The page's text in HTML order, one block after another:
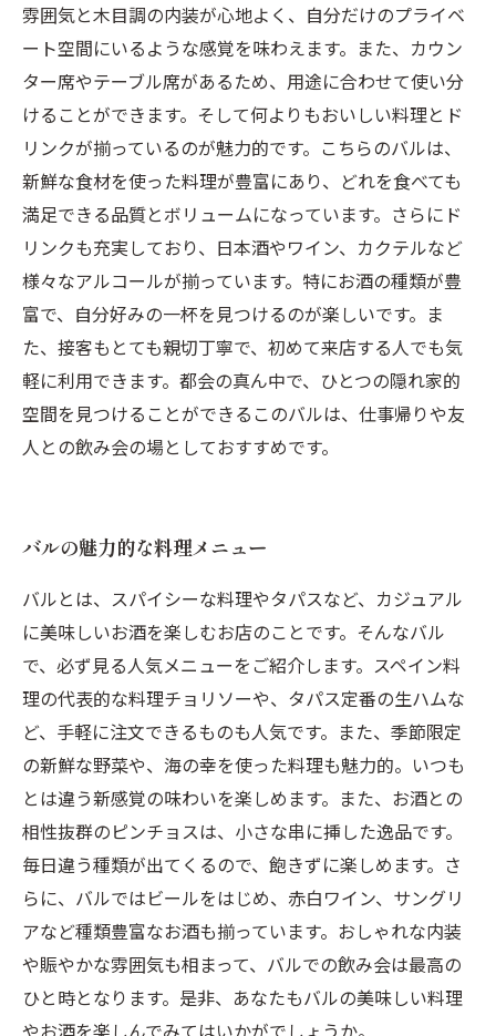
雰囲気と木目調の内装が心地よく、自分だけのプライベ
ート空間にいるような感覚を味わえます。また、カウン
ター席やテーブル席があるため、用途に合わせて使い分
けることができます。そして何よりもおいしい料理とド
リンクが揃っているのが魅力的です。こちらのバルは、
新鮮な食材を使った料理が豊富にあり、どれを食べても
満足できる品質とボリュームになっています。さらにド
リンクも充実しており、日本酒やワイン、カクテルなど
様々なアルコールが揃っています。特にお酒の種類が豊
富で、自分好みの一杯を見つけるのが楽しいです。ま
た、接客もとても親切丁寧で、初めて来店する人でも気
軽に利用できます。都会の真ん中で、ひとつの隠れ家的
空間を見つけることができるこのバルは、仕事帰りや友
人との飲み会の場としておすすめです。
バルの魅力的な料理メニュー
バルとは、スパイシーな料理やタパスなど、カジュアル
に美味しいお酒を楽しむお店のことです。そんなバル
で、必ず見る人気メニューをご紹介します。スペイン料
理の代表的な料理チョリソーや、タパス定番の生ハムな
ど、手軽に注文できるものも人気です。また、季節限定
の新鮮な野菜や、海の幸を使った料理も魅力的。いつも
とは違う新感覚の味わいを楽しめます。また、お酒との
相性抜群のピンチョスは、小さな串に挿した逸品です。
毎日違う種類が出てくるので、飽きずに楽しめます。さ
らに、バルではビールをはじめ、赤白ワイン、サングリ
アなど種類豊富なお酒も揃っています。おしゃれな内装
や賑やかな雰囲気も相まって、バルでの飲み会は最高の
ひと時となります。是非、あなたもバルの美味しい料理
やお酒を楽しんでみてはいかがでしょうか。